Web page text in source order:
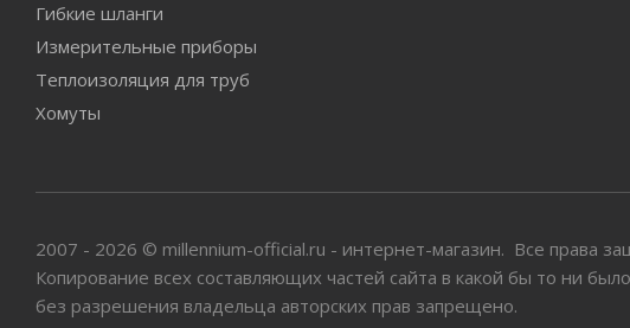
Гибкие шланги
Измерительные приборы
Теплоизоляция для труб
Хомуты
2007 - 2026 © millennium-official.ru - интернет-магазин. Все права
Копирование всех составляющих частей сайта в какой бы то ни
без разрешения владельца авторских прав запрещено.